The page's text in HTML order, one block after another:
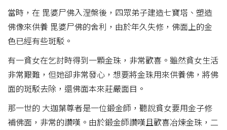
當時，在 毘婆尸佛入涅槃後，四眾弟子建造七寶塔、塑造
佛像來供養 毘婆尸佛的舍利，由於年久失修，佛面上的金
色已經有些斑駁。
有一貧女在乞討時得到一顆金珠，非常歡喜。雖然貧女生活
非常艱難，但她卻非常發心，想要將金珠用來供養佛，將佛
面的斑駁去除，還佛面本來莊嚴面目。
那一世的 大迦葉尊者是一位鍛金師，聽說貧女要用金子修
補佛面，非常的讚嘆。由於鍛金師讚嘆且歡喜冶煉金珠，二